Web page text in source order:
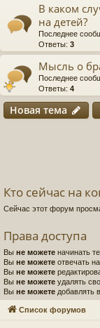
В каком
на детей?
Последнее
Ответы: 3
Мысль о
Последнее
Ответы: 4
Новая тема
Кто сейчас на
Сейчас этот форум
Права доступа
Вы не можете начинать
Вы не можете отвечать
Вы не можете
Вы не можете удалять
Вы не можете добавлять
Список форумов